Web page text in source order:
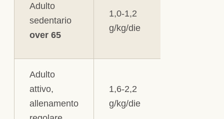
Adulto
sedentario
over 65
1,0-1,2
g/kg/die
Adulto
attivo,
allenamento
1,6-2,2
g/kg/die